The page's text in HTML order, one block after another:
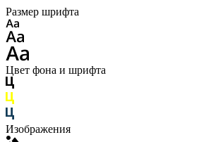
Размер шрифта
Цвет фона и шрифта
Изображения